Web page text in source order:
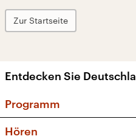
Zur Startseite
Entdecken Sie
Programm
Hören